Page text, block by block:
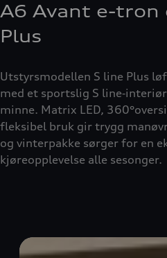
A6 Avant e-tron
Plus
Utstyrsmodellen S line Plus
med et sportslig S
minne. Matrix LED,
fleksibel bruk gir trygg
og vinterpakke sørger for en
kjøreopplevelse alle sesonger.